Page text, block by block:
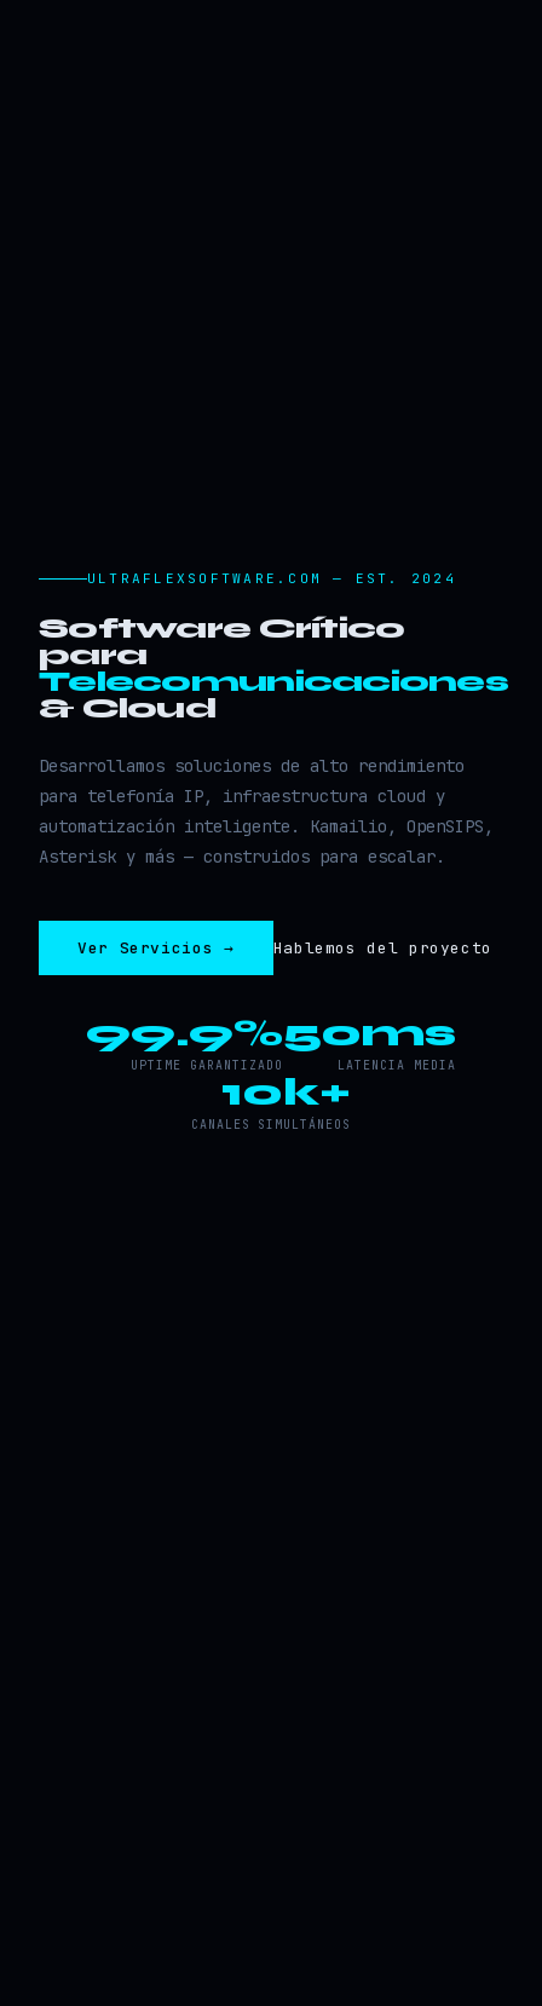
ULTRAFLEXSOFTWARE.COM — EST. 2024
Software Crítico
para
Telecomunicaciones
& Cloud
Desarrollamos soluciones de alto rendimiento
para telefonía IP, infraestructura cloud y
automatización inteligente. Kamailio, OpenSIPS,
Asterisk y más — construidos para escalar.
Ver Servicios → Hablemos del proyecto
99.9%
UPTIME GARANTIZADO
50ms
LATENCIA MEDIA
10k+
CANALES SIMULTÁNEOS